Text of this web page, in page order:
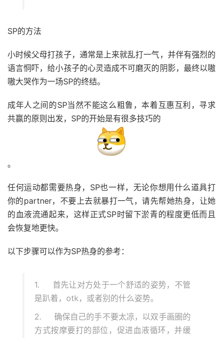
SP的方法
小时候父母打孩子，通常是上来就乱打一气，并伴有强烈的
语言恫吓，给小孩子的心灵造成不可磨灭的阴影，最终以嗷
嗷大哭作为一场SP的终结。
成年人之间的SP当然不能这么粗鲁，本着互惠互利，寻求
共赢的原则出发，SP的开始是有很多技巧的
。
任何运动都需要热身，SP也一样，无论你想用什么道具打
你的partner，不要上去就暴打一气，请先帮她热身，让她
的血液流通起来，这样正式SP时留下淤青的程度更低而且
会恢复地更快。
以下步骤可以作为SP热身的参考：
1. 首先让对方处于一个舒适的姿势，不管
是趴着，otk，或者别的什么姿势。
2. 确保自己的手不要太凉，以双手画圈的
方式按摩要打的部位，促进血液循环，并缓